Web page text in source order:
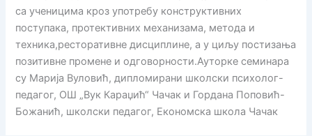
са ученицима кроз употребу конструктивних
поступака, протективних механизама, метода и
техника,ресторативне дисциплине, a у циљу постизања
позитивне промене и одговорности.Ауторке семинара
су Марија Вуловић, дипломирани школски психолог-
педагог, ОШ „Вук Караџић“ Чачак и Гордана Поповић-
Божанић, школски педагог, Економска школа Чачак